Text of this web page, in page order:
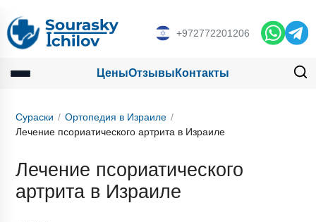
Сураски
Ортопедия в Израиле
Лечение псориатического артрита в Израиле
Лечение псориатического
артрита в Израиле